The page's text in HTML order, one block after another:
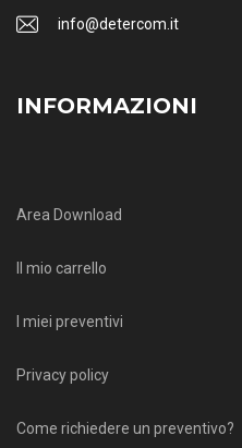
info@detercom.it
INFORMAZIONI
Area Download
Il mio carrello
I miei preventivi
Privacy policy
Come richiedere un preventivo?